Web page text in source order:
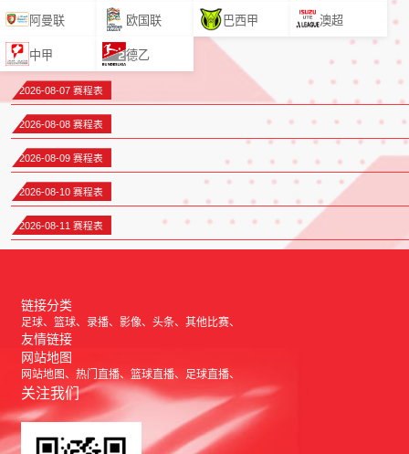
阿曼联 欧国联 巴西甲 澳超
中甲 德乙
2026-08-07 赛程表
2026-08-08 赛程表
2026-08-09 赛程表
2026-08-10 赛程表
2026-08-11 赛程表
链接分类
足球 篮球 录播 影像 头条 其他比赛
友情链接
网站地图
网站地图 热门直播 篮球直播 足球直播
关注我们